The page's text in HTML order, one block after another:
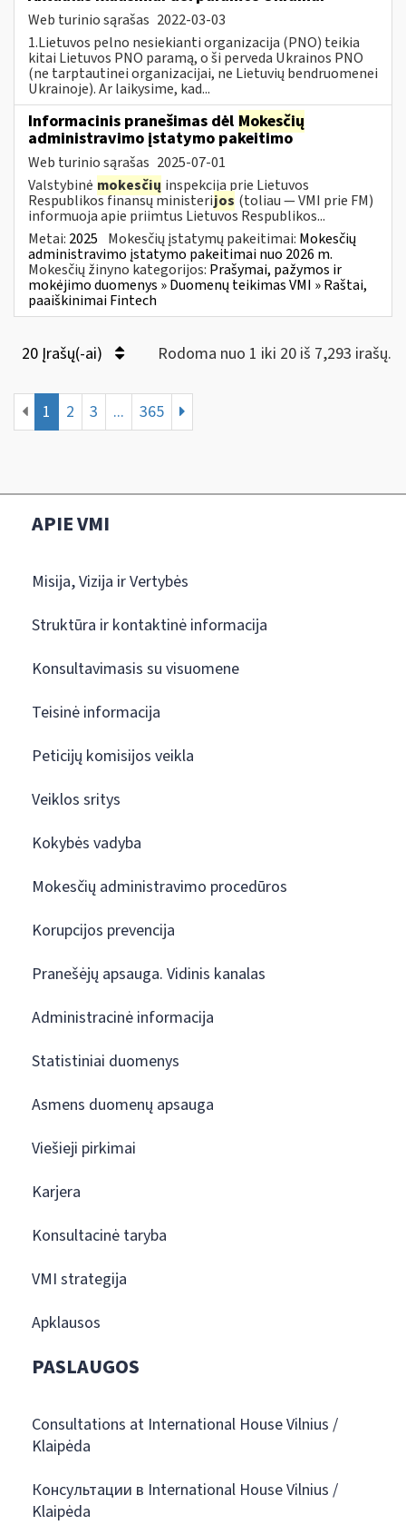
Web turinio sąrašas 2022-03-03
1.Lietuvos pelno nesiekianti organizacija (PNO) teikia
kitai Lietuvos PNO paramą, o ši perveda Ukrainos PNO
(ne tarptautinei organizacijai, ne Lietuvių bendruomenei
Ukrainoje). Ar laikysime, kad...
Informacinis pranešimas dėl Mokesčių
administravimo įstatymo pakeitimo
Web turinio sąrašas 2025-07-01
Valstybinė mokesčių inspekcija prie Lietuvos
Respublikos finansų ministerijos (toliau — VMI prie FM)
informuoja apie priimtus Lietuvos Respublikos...
Metai: 2025 Mokesčių įstatymų pakeitimai: Mokesčių
administravimo įstatymo pakeitimai nuo 2026 m.
Mokesčių žinyno kategorijos: Prašymai, pažymos ir
mokėjimo duomenys » Duomenų teikimas VMI » Raštai,
paaiškinimai Fintech
20 Įrašų(-ai) Rodoma nuo 1 iki 20 iš 7,293 irašų.
1 2 3 ... 365
APIE VMI
Misija, Vizija ir Vertybės
Struktūra ir kontaktinė informacija
Konsultavimasis su visuomene
Teisinė informacija
Peticijų komisijos veikla
Veiklos sritys
Kokybės vadyba
Mokesčių administravimo procedūros
Korupcijos prevencija
Pranešėjų apsauga. Vidinis kanalas
Administracinė informacija
Statistiniai duomenys
Asmens duomenų apsauga
Viešieji pirkimai
Karjera
Konsultacinė taryba
VMI strategija
Apklausos
PASLAUGOS
Consultations at International House Vilnius /
Klaipėda
Консультации в International House Vilnius /
Klaipėda